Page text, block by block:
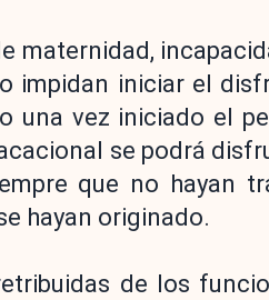
maternidad,
impidan iniciar el
una vez iniciado el
se podrá
que no hayan
hayan originado.
de los